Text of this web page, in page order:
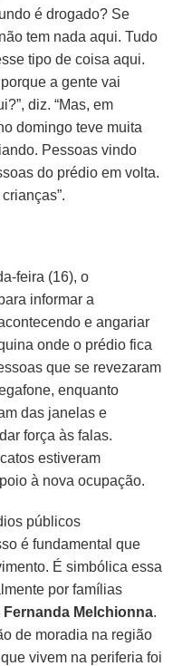
é drogado? Se
tem nada aqui. Tudo
tipo de coisa aqui.
a gente vai
diz. “Mas, em
domingo teve muita
Pessoas vindo
do prédio em volta.
feira (16), o
informar a
e angariar
onde o prédio fica
que se revezaram
enquanto
das janelas e
força às falas.
estiveram
à nova ocupação.
públicos
é fundamental que
É simbólica essa
por famílias
Fernanda Melchionna.
de moradia na região
vivem na periferia foi